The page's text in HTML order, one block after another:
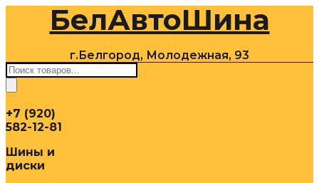
содержимомуБелАвтоШина
г.Белгород, Молодежная, 93
Поиск
товаров
+7 (920)
582-12-81
Шины и
диски